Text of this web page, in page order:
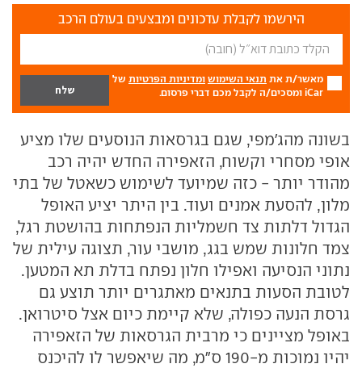
הירשמו לקבלת עדכונים ומבצעים בעולם הרכב
מאשר/ת את תנאי השימוש ומדיניות הפרטיות של
iCar ומסכים/ה לקבל מכם דברי פרסום.
בשונה מהג'מפי, שגם בגרסאות הנוסעים שלו מציע
אופי מסחרי וקשוח, הזאפירה החדש יהיה רכב
מהודר יותר - כזה שמיועד לשימוש כשאטל של בתי
מלון, להסעת אמנים ועוד. בין היתר יציע האופל
הגדול דלתות צד חשמליות הנפתחות בהושטת רגל,
צמד חלונות שמש בגג, מושבי עור, תצוגה עילית של
נתוני הנסיעה ואפילו חלון נפתח בדלת תא המטען.
לטובת הסעות בתנאים מאתגרים יותר תוצע גם
גרסת הנעה כפולה, שלא קיימת כיום אצל סיטרואן.
באופל מציינים כי מרבית הגרסאות של הזאפירה
יהיו נמוכות מ-190 ס"מ, מה שיאפשר לו להיכנס